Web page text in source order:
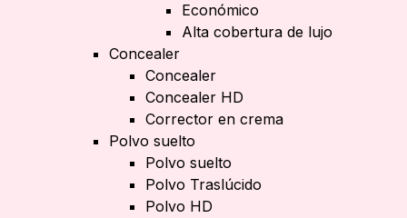
Económico
Alta cobertura de lujo
Concealer
Concealer
Concealer HD
Corrector en crema
Polvo suelto
Polvo suelto
Polvo Traslúcido
Polvo HD